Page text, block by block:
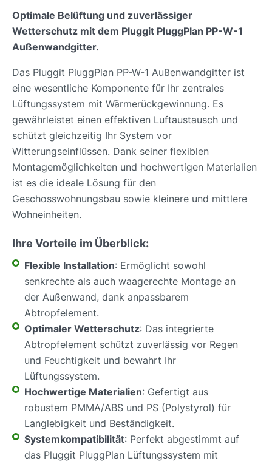
Optimale Belüftung und zuverlässiger
Wetterschutz mit dem Pluggit PluggPlan PP-W-1
Außenwandgitter.
Das Pluggit PluggPlan PP-W-1 Außenwandgitter ist
eine wesentliche Komponente für Ihr zentrales
Lüftungssystem mit Wärmerückgewinnung. Es
gewährleistet einen effektiven Luftaustausch und
schützt gleichzeitig Ihr System vor
Witterungseinflüssen. Dank seiner flexiblen
Montagemöglichkeiten und hochwertigen Materialien
ist es die ideale Lösung für den
Geschosswohnungsbau sowie kleinere und mittlere
Wohneinheiten.
Ihre Vorteile im Überblick:
Flexible Installation: Ermöglicht sowohl
senkrechte als auch waagerechte Montage an
der Außenwand, dank anpassbarem
Abtropfelement.
Optimaler Wetterschutz: Das integrierte
Abtropfelement schützt zuverlässig vor Regen
und Feuchtigkeit und bewahrt Ihr
Lüftungssystem.
Hochwertige Materialien: Gefertigt aus
robustem PMMA/ABS und PS (Polystyrol) für
Langlebigkeit und Beständigkeit.
Systemkompatibilität: Perfekt abgestimmt auf
das Pluggit PluggPlan Lüftungssystem mit